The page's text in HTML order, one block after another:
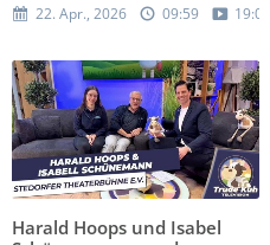
22. Apr., 2026 09:59 19:05
Harald Hoops und Isabel